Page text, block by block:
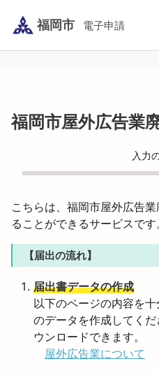
福岡市 電子申請
福岡市屋外広告業
入力
こちらは、福岡市屋外広告
ることができるサービスです
【届出の流れ】
届出書データの作成
以下のページの内容を
のデータを作成してく
ウンロードできます。
屋外広告業について